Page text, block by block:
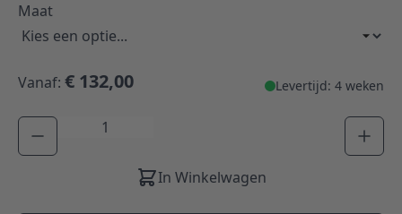
Maat
Vanaf: € 132,00 Levertijd: 4 weken
Aantal
In Winkelwagen